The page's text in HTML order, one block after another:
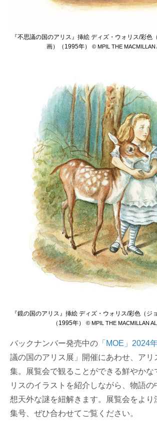
『不思議の国のアリス』挿絵 ディズ・ウォリス/彩色
画）（1995年） © MPIL THE
『鏡の国のアリス』挿絵 ディズ・ウォリス/彩色（ジ
（1995年） © MPIL THE MACMILLAN
バックナンバー発売中の 「MOE」2024
議の国のアリス展」開催にあわせ、アリ
集。展覧会で観ることができる鮮やかな
リスのイラストを紹介しながら、物語
想天外な謎を紐解きます。展覧会をより
集号、ぜひ合わせてご覧ください。